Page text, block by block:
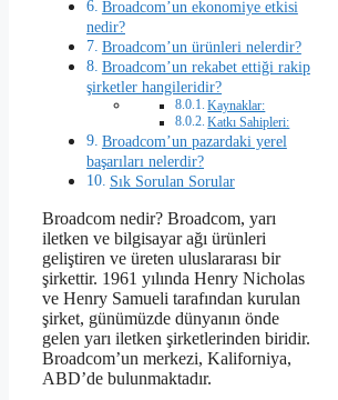
Broadcom’un ekonomiye etkisi
nedir?
Broadcom’un ürünleri nelerdir?
Broadcom’un rekabet ettiği rakip
şirketler hangileridir?
Kaynaklar:
Katkı Sahipleri:
Broadcom’un pazardaki yerel
başarıları nelerdir?
Sık Sorulan Sorular
Broadcom nedir? Broadcom, yarı
iletken ve bilgisayar ağı ürünleri
geliştiren ve üreten uluslararası bir
şirkettir. 1961 yılında Henry Nicholas
ve Henry Samueli tarafından kurulan
şirket, günümüzde dünyanın önde
gelen yarı iletken şirketlerinden biridir.
Broadcom’un merkezi, Kaliforniya,
ABD’de bulunmaktadır.